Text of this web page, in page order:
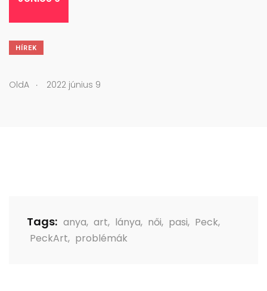
HÍREK
OldA . 2022 június 9
Tags: anya, art, lánya, női, pasi, Peck,
PeckArt, problémák